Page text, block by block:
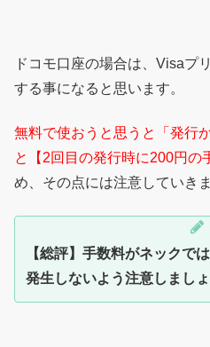
ドコモ口座の場合は、Visaプ
する事になると思います。
無料で使おうと思うと「発行
と【2回目の発行時に200円の
め、その点には注意していき
【総評】手数料がネックで
発生しないよう注意しまし